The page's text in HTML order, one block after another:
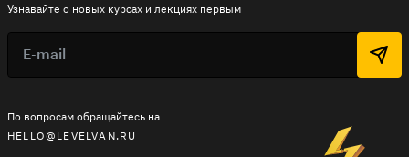
По вопросам обращайтесь на
HELLO@LEVELVAN.RU
Узнавайте о новых курсах и лекциях первым